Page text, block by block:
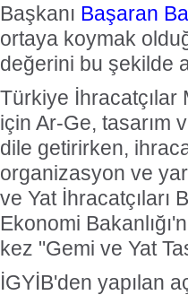
Başkanı Başaran
ortaya koymak
değerini bu şekilde
Türkiye İhracatçılar
için Ar-Ge, tasarım
dile getirirken,
organizasyon ve
ve Yat İhracatçıları
Ekonomi
kez "Gemi ve Yat
İGYİB'den yapılan